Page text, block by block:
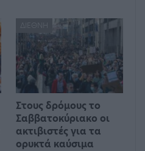
ΔΙΕΘΝΉ
Στους δρόμους το
Σαββατοκύριακο οι
ακτιβιστές για τα
ορυκτά καύσιμα